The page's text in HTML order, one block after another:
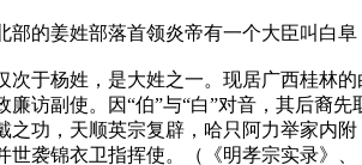
部的姜姓部落首领炎帝有一个大臣叫白
次于杨姓，是大姓之一。现居广西桂林
廉访副使。因“伯”与“白”对音，其后裔
之功，天顺英宗复辟，哈只阿力举家内
世袭锦衣卫指挥使。（《明孝宗实录》、